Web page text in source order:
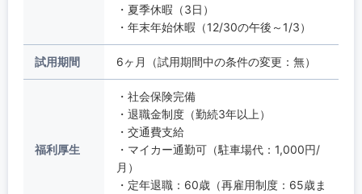
・夏季休暇（3日）
・年末年始休暇（12/30の午後～1/3）
試用期間 6ヶ月（試用期間中の条件の変更：無）
福利厚生
・社会保険完備
・退職金制度（勤続3年以上）
・交通費支給
・マイカー通勤可（駐車場代：1,000円/
月）
・定年退職：60歳（再雇用制度：65歳ま